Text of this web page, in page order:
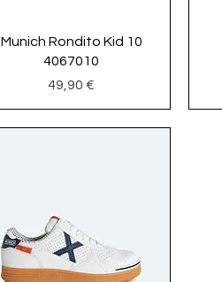
Vista rápida
Munich Rondito Kid 10
4067010
Precio
49,90 €